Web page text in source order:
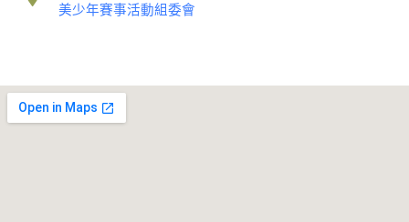
美少年賽事活動組委會